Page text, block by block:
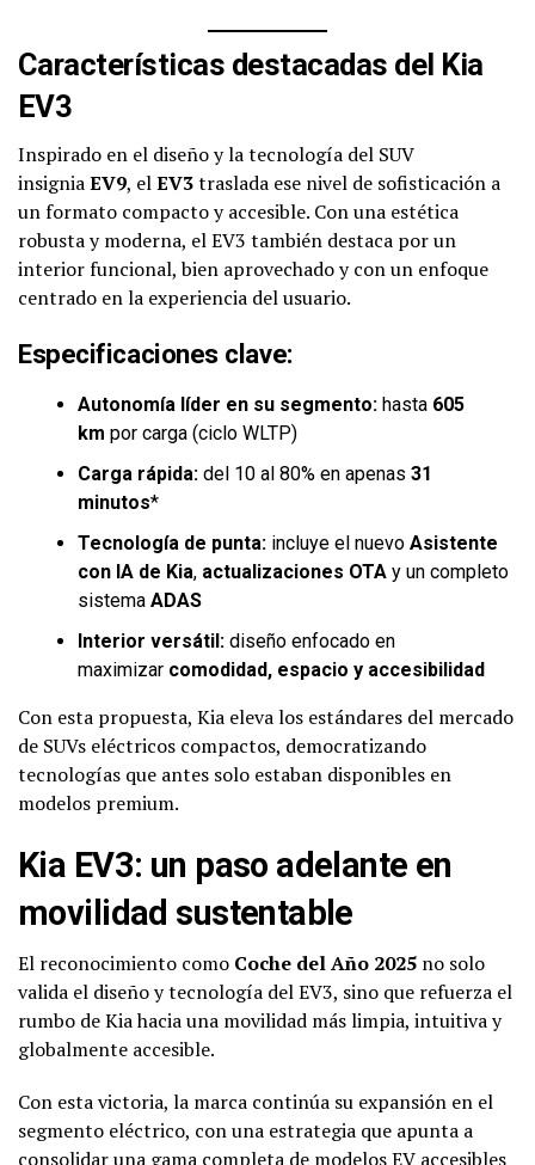
Características destacadas del Kia
EV3
Inspirado en el diseño y la tecnología del SUV
insigniaEV9, elEV3traslada ese nivel de sofisticación a
un formato compacto y accesible. Con una estética
robusta y moderna, el EV3 también destaca por un
interior funcional, bien aprovechado y con un enfoque
centrado en la experiencia del usuario.
Especificaciones clave:
Autonomía líder en su segmento: hasta 605
km por carga (ciclo WLTP)
Carga rápida: del 10 al 80% en apenas 31
minutos*
Tecnología de punta: incluye el nuevo Asistente
con IA de Kia, actualizaciones OTA y un completo
sistema ADAS
Interior versátil: diseño enfocado en
maximizar comodidad, espacio y accesibilidad
Con esta propuesta, Kia eleva los estándares del mercado
de SUVs eléctricos compactos, democratizando
tecnologías que antes solo estaban disponibles en
modelos premium.
Kia EV3: un paso adelante en
movilidad sustentable
El reconocimiento como Coche del Año 2025 no solo
valida el diseño y tecnología del EV3, sino que refuerza el
rumbo de Kia hacia una movilidad más limpia, intuitiva y
globalmente accesible.
Con esta victoria, la marca continúa su expansión en el
segmento eléctrico, con una estrategia que apunta a
consolidar una gama completa de modelos EV accesibles